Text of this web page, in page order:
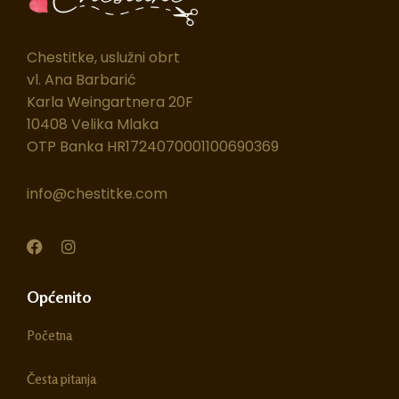
Chestitke, uslužni obrt
vl. Ana Barbarić
Karla Weingartnera 20F
10408 Velika Mlaka
OTP Banka HR1724070001100690369
info@chestitke.com
F
e
b
o
I
t
r
m
Općenito
Početna
Česta pitanja